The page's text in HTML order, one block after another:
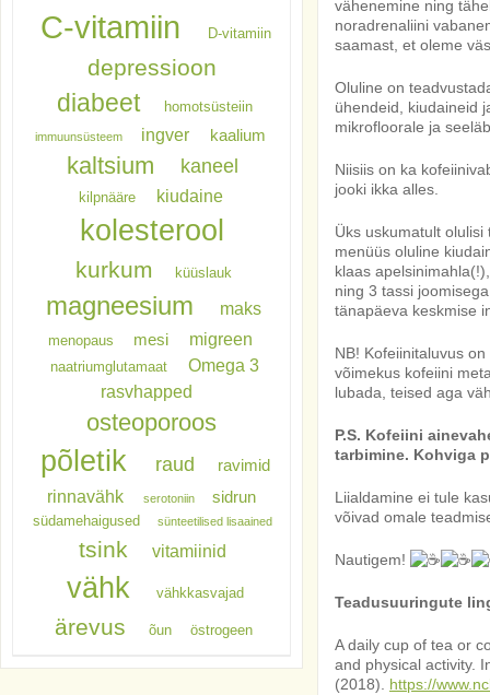
vähenemine ning
noradrenaliini
saamast, et oleme
Oluline on
ühendeid, kiudaineid
mikrofloorale ja
Niisiis on ka
jooki ikka alles.
Üks uskumatult
menüüs oluline
klaas
ning 3 tassi
tänapäeva keskmise
NB! Kofeiinitaluvus
võimekus kofeiini
lubada, teised aga
P.S. Kofeiini
tarbimine. Kohviga
Liialdamine ei tule
võivad omale
Nautigem!
Teadusuuringute
A daily cup of tea or
and physical activity.
(2018). https://
C-vitamiin D-vitamiin
depressioon
diabeet homotsüsteiin
immuunsüsteem ingver kaalium
kaltsium kaneel
kilpnääre kiudaine
kolesterool
kurkum küüslauk
magneesium maks
menopaus mesi migreen
naatriumglutamaat
Omega 3
rasvhapped
osteoporoos
põletik raud ravimid
rinnavähk serotoniin sidrun
südamehaigused sünteetilised lisaained
tsink vitamiinid
vähk vähkkasvajad
ärevus õun östrogeen